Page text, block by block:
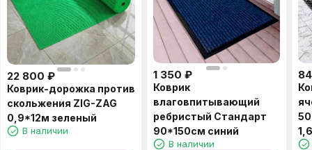
22 800 ₽
Коврик-дорожка против
скольжения ZIG-ZAG
0,9*12м зеленый
В наличии
1 350 ₽
Коврик
влаговпитывающий
ребристый Стандарт
90*150см синий
В наличии